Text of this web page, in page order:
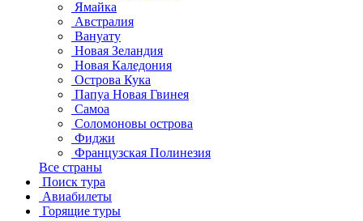
Ямайка
Австралия
Вануату
Новая Зеландия
Новая Каледония
Острова Кука
Папуа Новая Гвинея
Самоа
Соломоновы острова
Фиджи
Французская Полинезия
Все страны
Поиск тура
Авиабилеты
Горящие туры